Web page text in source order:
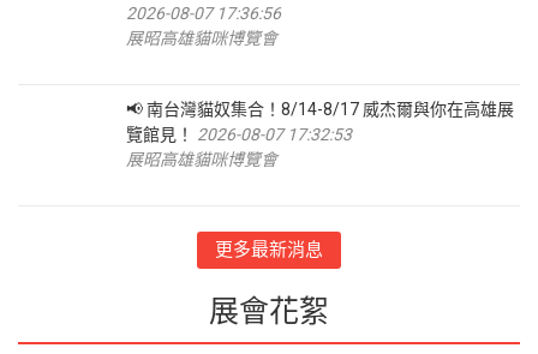
2026-08-07 17:36:56
展昭高雄貓咪博覽會
📢 南台灣貓奴集合！8/14-8/17 威杰爾與你在高雄展
覽館見！ 2026-08-07 17:32:53
展昭高雄貓咪博覽會
更多最新消息
展會花絮